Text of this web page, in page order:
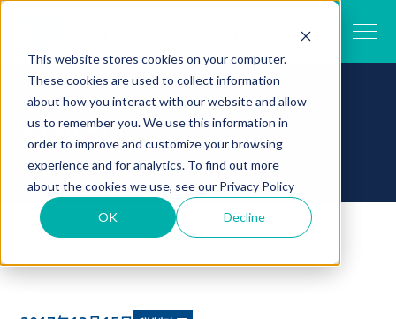
This website stores cookies on your computer.
These cookies are used to collect information
about how you interact with our website and allow
us to remember you. We use this information in
order to improve and customize your browsing
experience and for analytics. To find out more
about the cookies we use, see our Privacy Policy
OK Decline
お知らせ
TOP